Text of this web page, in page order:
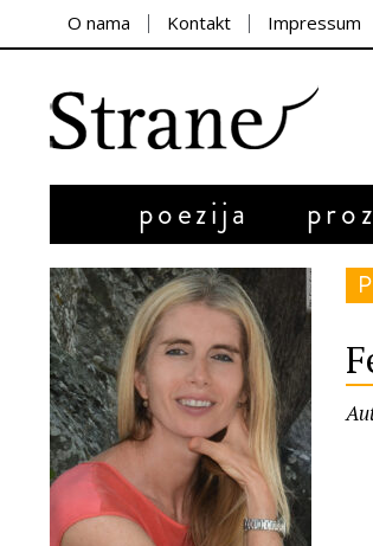
O nama Kontakt Impressum
poezija